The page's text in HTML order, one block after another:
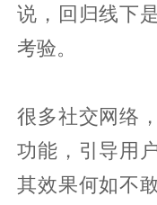
说，回归线下
考验。
很多社交网络
功能，引导用
其效果何如不